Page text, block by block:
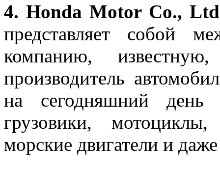
4. Honda Motor Co.,
представляет собой
компанию,
производитель
на сегодняшний день
грузовики, мотоциклы,
морские двигатели и